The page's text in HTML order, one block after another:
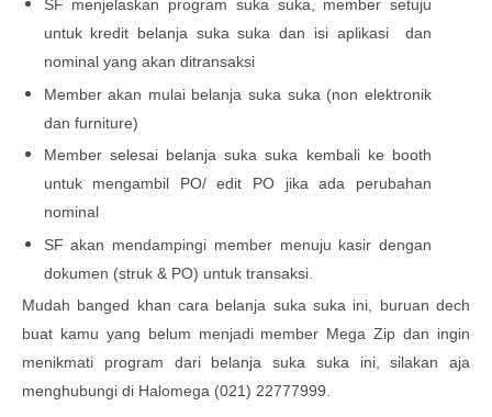
SF menjelaskan program suka suka, member setuju
untuk kredit belanja suka suka dan isi aplikasi dan
nominal yang akan ditransaksi
Member akan mulai belanja suka suka (non elektronik
dan furniture)
Member selesai belanja suka suka kembali ke booth
untuk mengambil PO/ edit PO jika ada perubahan
nominal
SF akan mendampingi member menuju kasir dengan
dokumen (struk & PO) untuk transaksi.
Mudah banged khan cara belanja suka suka ini, buruan dech
buat kamu yang belum menjadi member Mega Zip dan ingin
menikmati program dari belanja suka suka ini, silakan aja
menghubungi di Halomega (021) 22777999.